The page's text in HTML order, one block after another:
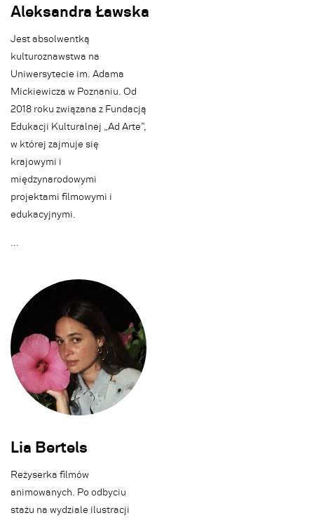
Aleksandra Ławska
Jest absolwentką
kulturoznawstwa na
Uniwersytecie im. Adama
Mickiewicza w Poznaniu. Od
2018 roku związana z Fundacją
Edukacji Kulturalnej „Ad Arte”,
w której zajmuje się
krajowymi i
międzynarodowymi
projektami filmowymi i
edukacyjnymi.
...
Lia Bertels
Reżyserka filmów
animowanych. Po odbyciu
stażu na wydziale ilustracji